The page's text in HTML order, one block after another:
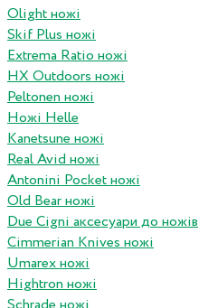
Olight ножі
Skif Plus ножі
Extrema Ratio ножі
HX Outdoors ножі
Peltonen ножі
Ножі Helle
Kanetsune ножі
Real Avid ножі
Antonini Pocket ножі
Old Bear ножі
Due Cigni аксесуари до ножів
Cimmerian Knives ножі
Umarex ножі
Hightron ножі